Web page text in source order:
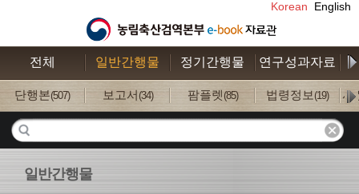
Korean English
전체 일반간행물 정기간행물 연구성과자료
단행본(507) 보고서 (34) 팜플렛 (85) 법령정보(19) 사
일반간행물